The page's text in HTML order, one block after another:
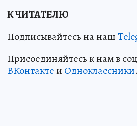
К ЧИТАТЕЛЮ
Подписывайтесь на наш
Присоединяйтесь к нам в
ВКонтактеи Одноклассники.